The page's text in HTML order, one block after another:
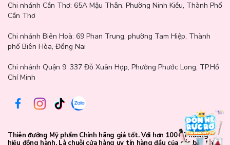
Chi nhánh Cần Thơ: 65A Mậu Thân, Phường Ninh Kiều, Thành Phố
Cần Thơ
Chi nhánh Biên Hoà: 69 Phan Trung, phường Tam Hiệp, Thành
phố Biên Hòa, Đồng Nai
Chi nhánh Quận 9: 337 Đỗ Xuân Hợp, Phường Phước Long, TP.Hồ
Chí Minh
Thiên đưỡng Mỹ phẩm Chính hãng giá tốt. Với hơn 100+ Thương
hiệu đồng hành. Là chuỗi cửa hàng uy tín hàng đầu của các bạn trẻ